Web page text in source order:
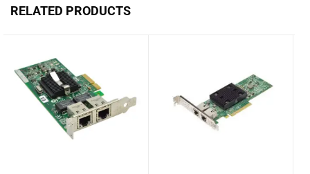
RELATED PRODUCTS